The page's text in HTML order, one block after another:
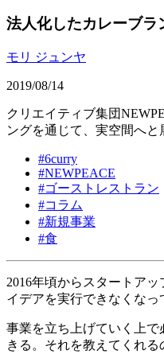
法人化したカレーブ
モリ ジュンヤ
2019/08/14
クリエイティブ集団
ングを通じて、実空間へ
#6curry
#NEWPEACE
#ゴーストレストラン
#コラム
#新規事業
#食
2016年頃からスタートア
イデアを実行できなくな
事業を立ち上げていく上
きる。それを教えてくれる